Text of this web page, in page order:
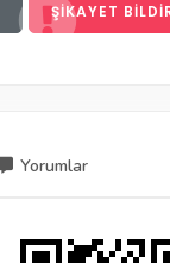
ŞIKAYET
Yorumlar